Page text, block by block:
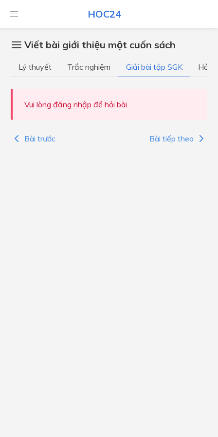
HOC24
Viết bài giới thiệu một cuốn sách
Lý thuyết Trắc nghiệm Giải bài tập SGK Hỏi
Vui lòng đăng nhập để hỏi bài
Bài trước Bài tiếp theo